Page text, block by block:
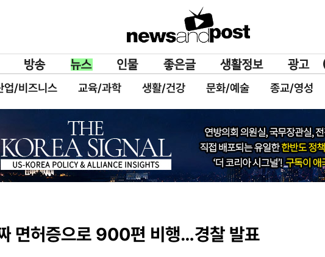
업/비즈니스 교육/과학 생활/건강 문화/예술 종교/영성
면허증으로 900편 비행…경찰 발표